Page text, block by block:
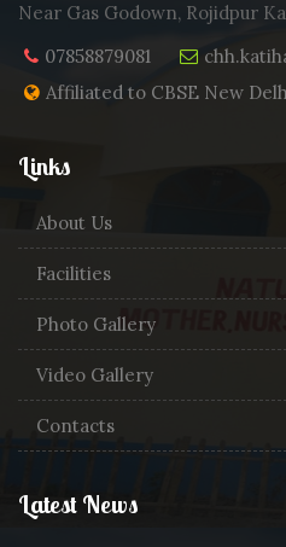
Near Gas Godown, Rojidpur
07858879081
Affiliated to CBSE New
Links
About Us
Facilities
Photo Gallery
Video Gallery
Contacts
Latest News